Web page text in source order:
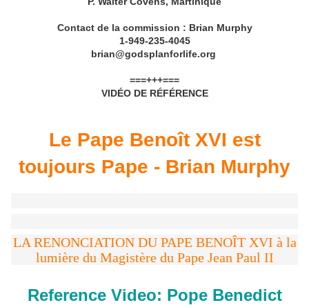
Contact de la commission : Brian Murphy
1-949-235-4045
brian@godsplanforlife.org
===+++===
VIDÉO DE RÉFÉRENCE
Le Pape Benoît XVI est
toujours Pape - Brian Murphy
LA RENONCIATION DU PAPE BENOÎT XVI à la
lumière du Magistère du Pape Jean Paul II
Reference Video: Pope Benedict